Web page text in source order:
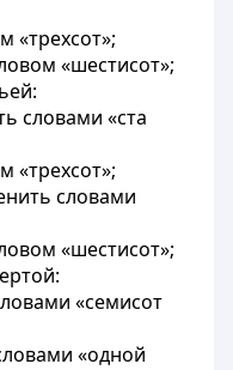
«трехсот»;
«шестисот»;
словами «ста
«трехсот»;
словами
«шестисот»;
«семисот
«одной